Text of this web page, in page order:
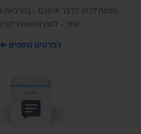
נשמח לבוא לדבר איתכם - בהרצאה
יותר - לחצו והשאירו לנו
לפרטים נוספים